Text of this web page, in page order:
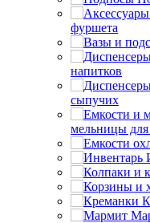
фуршета
напитков
сыпучих
мельницы